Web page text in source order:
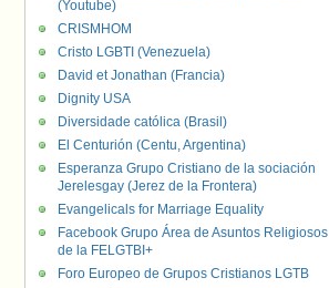
(Youtube)
CRISMHOM
Cristo LGBTI (Venezuela)
David et Jonathan (Francia)
Dignity USA
Diversidade católica (Brasil)
El Centurión (Centu, Argentina)
Esperanza Grupo Cristiano de la sociación
Jerelesgay (Jerez de la Frontera)
Evangelicals for Marriage Equality
Facebook Grupo Área de Asuntos Religiosos
de la FELGTBI+
Foro Europeo de Grupos Cristianos LGTB